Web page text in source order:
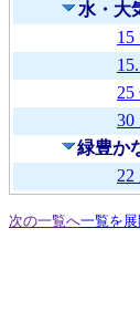
水・大
30
緑豊か
次の一覧へ一覧を展